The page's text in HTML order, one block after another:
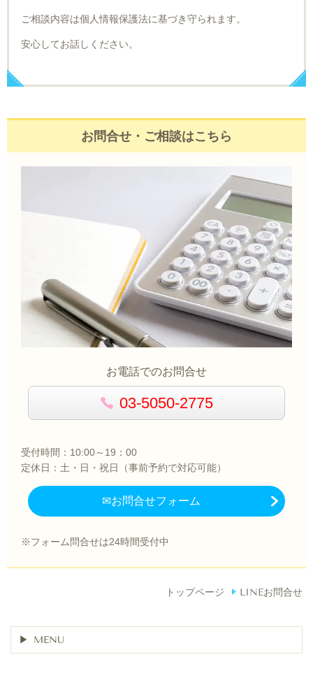
ご相談内容は個人情報保護法に基づき守られます。
安心してお話しください。
お問合せ・ご相談はこちら
お電話でのお問合せ
03-5050-2775
受付時間：10:00～19：00
定休日：土・日・祝日（事前予約で対応可能）
✉お問合せフォーム
※フォーム問合せは24時間受付中
トップページ LINEお問合せ
MENU